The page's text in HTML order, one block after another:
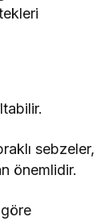
sebzeler,
önemlidir.